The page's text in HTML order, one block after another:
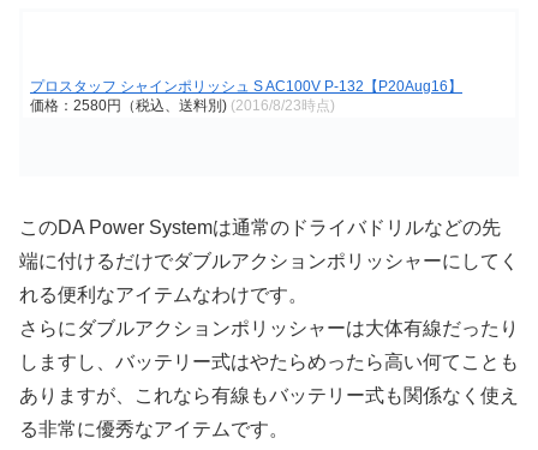
プロスタッフ シャインポリッシュ S AC100V P-132【P20Aug16】
価格：2580円（税込、送料別) (2016/8/23時点)
このDA Power Systemは通常のドライバドリルなどの先
端に付けるだけでダブルアクションポリッシャーにしてく
れる便利なアイテムなわけです。
さらにダブルアクションポリッシャーは大体有線だったり
しますし、バッテリー式はやたらめったら高い何てことも
ありますが、これなら有線もバッテリー式も関係なく使え
る非常に優秀なアイテムです。